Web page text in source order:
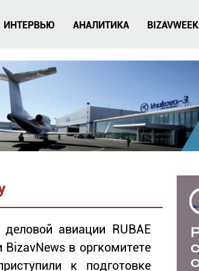
ИНТЕРВЬЮ АНАЛИТИКА BIZAVWEEK
авиации RUBAE
BizavNews в оргкомитете
к подготовке